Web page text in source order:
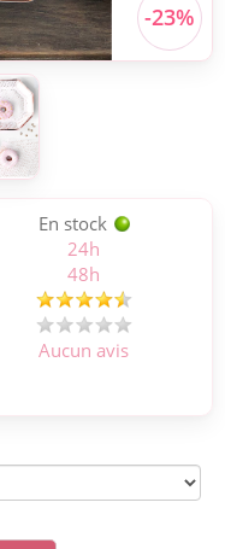
En stock
24h
48h
Aucun avis